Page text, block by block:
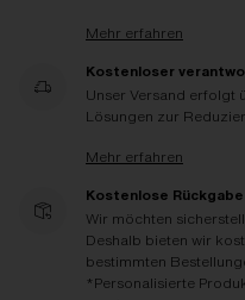
Mehr erfahren
Kostenloser
Unser Versand erfolgt
Lösungen zur
Mehr erfahren
Kostenlose Rückgabe
Wir möchten
Deshalb bieten wir
bestimmten
*Personalisierte